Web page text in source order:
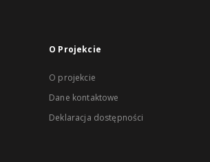
O Projekcie
O projekcie
Dane kontaktowe
Deklaracja dostępności